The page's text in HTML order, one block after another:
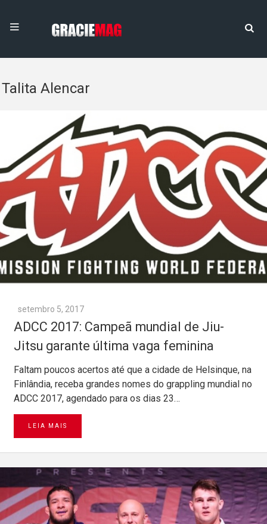
Talita Alencar
setembro 5, 2017
ADCC 2017: Campeã mundial de Jiu-
Jitsu garante última vaga feminina
Faltam poucos acertos até que a cidade de Helsinque, na
Finlândia, receba grandes nomes do grappling mundial no
ADCC 2017, agendado para os dias 23…
LEIA MAIS